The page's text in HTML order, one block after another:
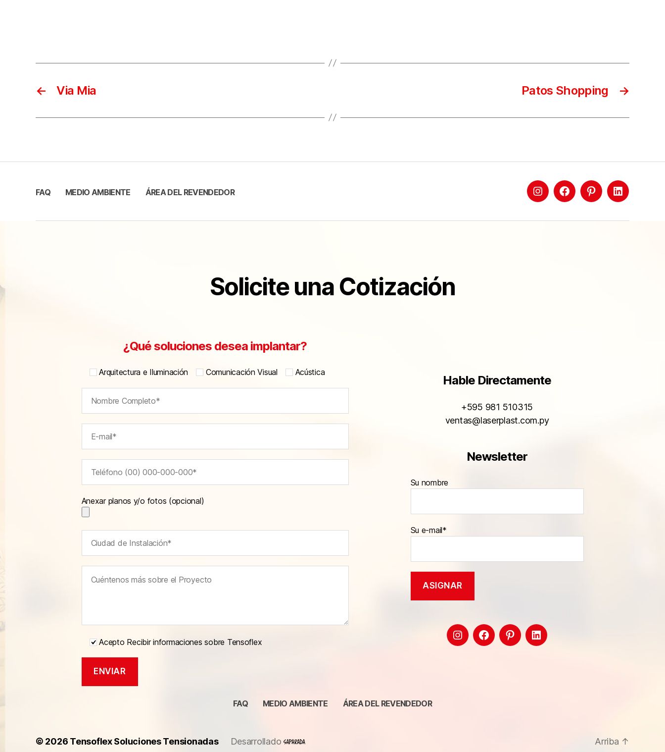
← Via Mia →
Patos Shopping
FAQ MEDIO AMBIENTE ÁREA DEL REVENDEDOR
Solicite una Cotización
¿Qué soluciones desea implantar?
Arquitectura e Iluminación Comunicación Visual Acústica
Anexar planos y/o fotos (opcional)
Acepto Recibir informaciones sobre Tensoflex
Hable Directamente
+595 981 510315
ventas@laserplast.com.py
Newsletter
Su nombre
Su e-mail*
FAQ MEDIO AMBIENTE ÁREA DEL REVENDEDOR
© 2026 Tensoflex Soluciones Tensionadas Desarrollado Arriba ↑